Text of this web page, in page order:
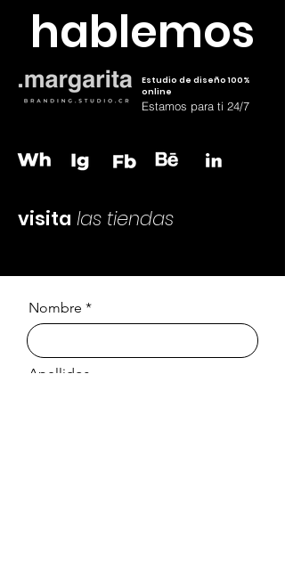
hablemos
Estudio de diseño 100%
online
Estamos para ti 24/7
visita las tiendas
Nombre
Apellidos